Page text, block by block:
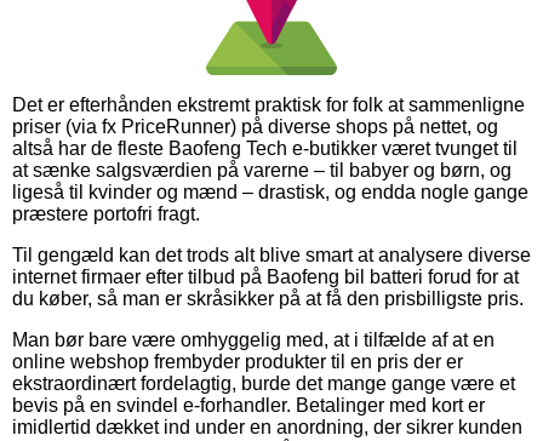
Det er efterhånden ekstremt praktisk for folk at sammenligne
priser (via fx PriceRunner) på diverse shops på nettet, og
altså har de fleste Baofeng Tech e-butikker været tvunget til
at sænke salgsværdien på varerne – til babyer og børn, og
ligeså til kvinder og mænd – drastisk, og endda nogle gange
præstere portofri fragt.
Til gengæld kan det trods alt blive smart at analysere diverse
internet firmaer efter tilbud på Baofeng bil batteri forud for at
du køber, så man er skråsikker på at få den prisbilligste pris.
Man bør bare være omhyggelig med, at i tilfælde af at en
online webshop frembyder produkter til en pris der er
ekstraordinært fordelagtig, burde det mange gange være et
bevis på en svindel e-forhandler. Betalinger med kort er
imidlertid dækket ind under en anordning, der sikrer kunden